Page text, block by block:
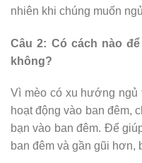
nhiên khi chúng muốn
Câu 2: Có cách nào
không?
Vì mèo có xu hướng ngủ
hoạt động vào ban đêm,
bạn vào ban đêm. Để
ban đêm và gần gũi hơn,